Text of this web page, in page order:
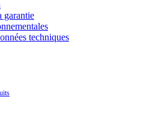
garantie
techniques